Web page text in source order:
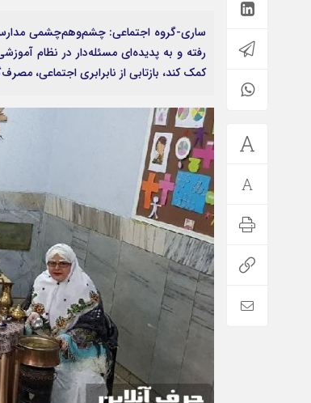
ساری-گروه اجتماعی: چشم‌وهم‌چشمی مدارس
رفته و به پدیده‌ای مسئله‌دار در نظام
کمک کند، بازتابی از نابرابری اجتماعی،